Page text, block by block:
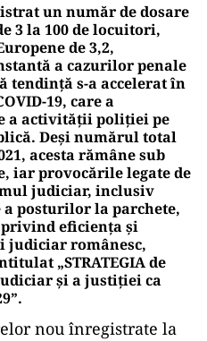
un număr de dosare
3 la 100 de locuitori,
de 3,2,
a cazurilor penale
tendință s-a accelerat în
19, care a
a activității poliției pe
Deși numărul total
acesta rămâne sub
iar provocările legate de
judiciar, inclusiv
a posturilor la parchete,
eficiența și
judiciar românesc,
„STRATEGIA de
și a justiției ca
nou înregistrate la